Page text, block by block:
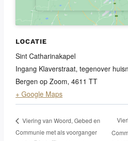
LOCATIE
Sint Catharinakapel
Ingang Klaverstraat, tegenover
Bergen op Zoom, 4611 TT
+ Google Maps
Viering van Woord, Gebed en
Communie met als voorganger